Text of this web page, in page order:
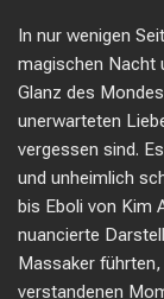
In nur wenigen
magischen Nacht
Glanz des
unerwarteten
vergessen sind.
und unheimlich
bis Eboli von Kim
nuancierte
Massaker
verstandenen